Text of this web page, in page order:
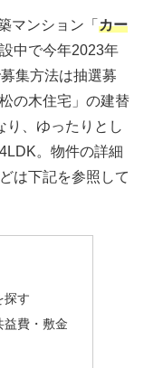
マンション「 カー
中で今年2023年
集方法は抽選募
の木住宅」の建替
り、ゆったりとし
。物件の詳細
は下記を参照して
探す
益費・敷金